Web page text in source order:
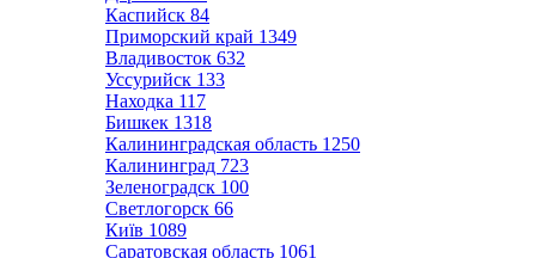
Каспийск 84
Приморский край 1349
Владивосток 632
Уссурийск 133
Находка 117
Бишкек 1318
Калининградская область 1250
Калининград 723
Зеленоградск 100
Светлогорск 66
Київ 1089
Саратовская область 1061